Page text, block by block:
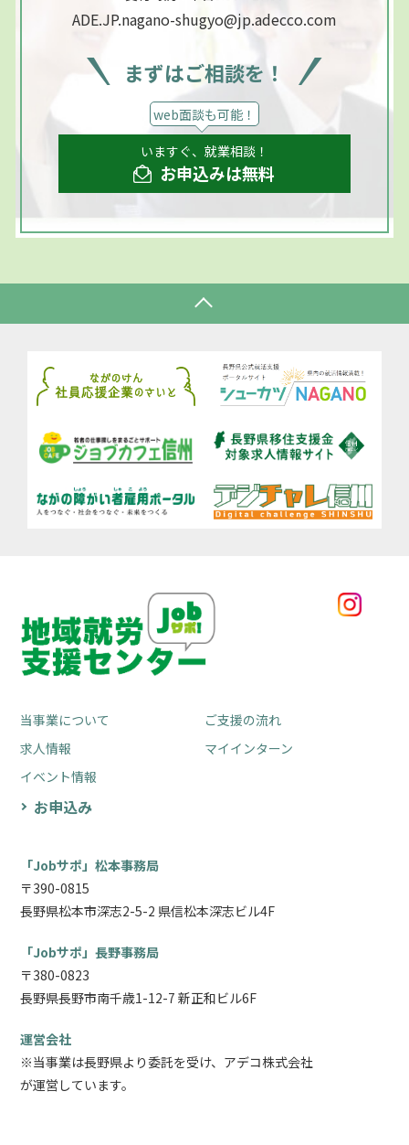
ADE.JP.nagano-shugyo@jp.adecco.com
まずはご相談を！
web面談も可能！
いますぐ、就業相談！
お申込みは無料
当事業について
ご支援の流れ
求人情報
マイインターン
イベント情報
お申込み
「Jobサポ」松本事務局
〒390-0815
長野県松本市深志2-5-2 県信松本深志ビル4F
「Jobサポ」長野事務局
〒380-0823
長野県長野市南千歳1-12-7 新正和ビル6F
運営会社
※当事業は長野県より委託を受け、アデコ株式会社
が運営しています。